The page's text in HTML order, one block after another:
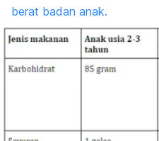
berat badan anak.